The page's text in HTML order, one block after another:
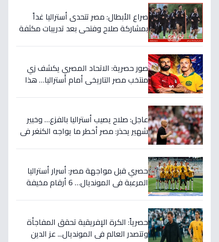
صراع الأبطال: مصر تتحدى أستراليا غداً
بمشاركة صلاح وفتحي بعد تدريبات مكثفة
صور حصرية: الاتحاد المصري يكشف زي
منتخب مصر التاريخي أمام أستراليا… هذا
عاجل: صلاح يصيب أستراليا بالفزع… وخبير
شهير يحذر: مصر أخطر ما يواجه الكنغر في
حصري قبل مواجهة مصر: أسرار أستراليا
المرعبة في المونديال… 6 أرقام مخيفة
حصرياً: الكرة الإفريقية تحقق المفاجأة
وتتصدر العالم في المونديال... عز الدين